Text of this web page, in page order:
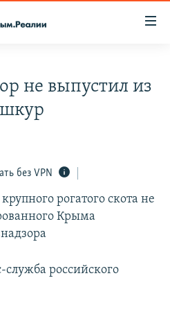
ИСТОРИЙ СОПРОТИВЛЕНИЯ
не выпустил из
без VPN
рогатого скота не
Крыма
служба российского